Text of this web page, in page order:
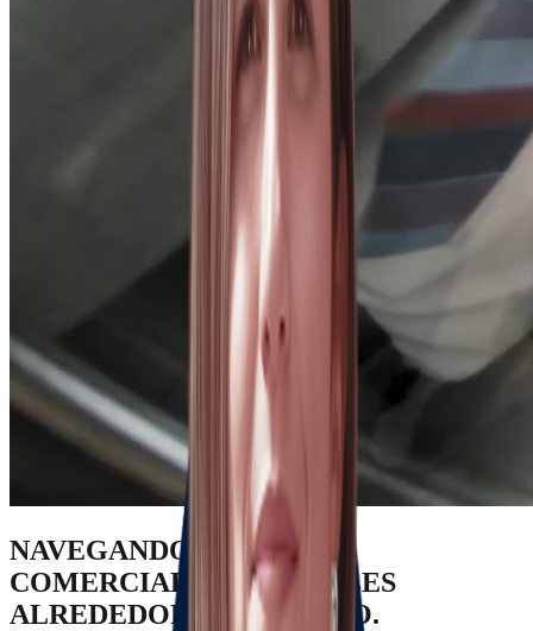
NAVEGANDO RIESGOS
COMERCIALES & LEGALES
ALREDEDOR DEL MUNDO.